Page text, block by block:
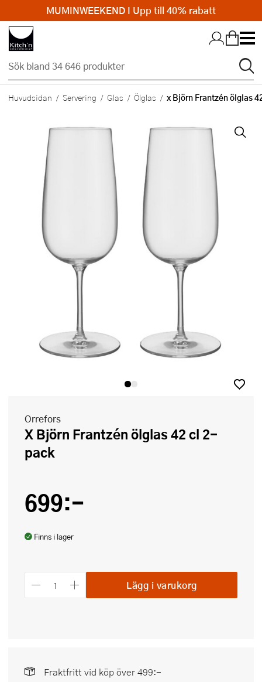
Hopp till huvudinnehållet
Huvudsidan Servering Glas Ölglas x Björn Frantzén ölglas
Orrefors
x Björn Frantzén ölglas 42 cl 2-
pack
699:-
Finns i lager
Lägg i varukorg
Fraktfritt vid köp över 499:-
MUMINWEEKEND I Upp till 40% rabatt